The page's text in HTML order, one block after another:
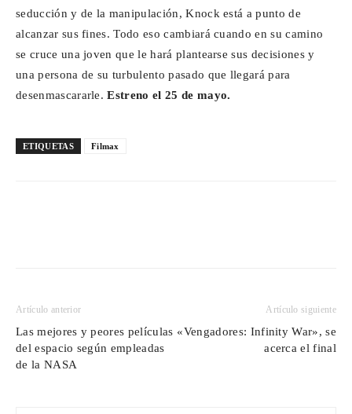
seducción y de la manipulación, Knock está a punto de
alcanzar sus fines. Todo eso cambiará cuando en su camino
se cruce una joven que le hará plantearse sus decisiones y
una persona de su turbulento pasado que llegará para
desenmascararle.Estreno el 25 de mayo.
ETIQUETAS Filmax
Artículo anterior
Las mejores y peores películas
del espacio según empleadas
de la NASA
Artículo siguiente
«Vengadores: Infinity War», se
acerca el final